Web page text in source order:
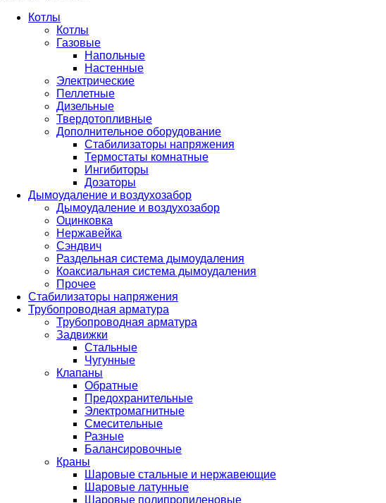
Котлы
Котлы
Газовые
Напольные
Настенные
Электрические
Пеллетные
Дизельные
Твердотопливные
Дополнительное оборудование
Стабилизаторы напряжения
Термостаты комнатные
Ингибиторы
Дозаторы
Дымоудаление и воздухозабор
Дымоудаление и воздухозабор
Оцинковка
Нержавейка
Сэндвич
Раздельная система дымоудаления
Коаксиальная система дымоудаления
Прочее
Стабилизаторы напряжения
Трубопроводная арматура
Трубопроводная арматура
Задвижки
Стальные
Чугунные
Клапаны
Обратные
Предохранительные
Электромагнитные
Смесительные
Разные
Балансировочные
Краны
Шаровые стальные и нержавеющие
Шаровые латунные
Шаровые полипропиленовые